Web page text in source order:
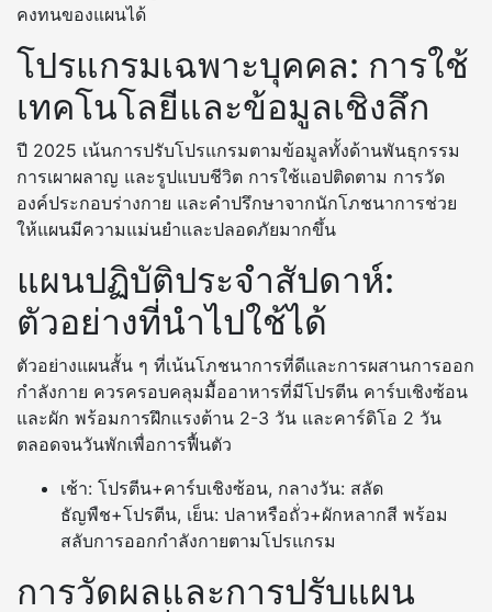
คงทนของแผนได้
โปรแกรมเฉพาะบุคคล: การใช้
เทคโนโลยีและข้อมูลเชิงลึก
ปี 2025 เน้นการปรับโปรแกรมตามข้อมูลทั้งด้านพันธุกรรม
การเผาผลาญ และรูปแบบชีวิต การใช้แอปติดตาม การวัด
องค์ประกอบร่างกาย และคำปรึกษาจากนักโภชนาการช่วย
ให้แผนมีความแม่นยำและปลอดภัยมากขึ้น
แผนปฏิบัติประจำสัปดาห์:
ตัวอย่างที่นำไปใช้ได้
ตัวอย่างแผนสั้น ๆ ที่เน้นโภชนาการที่ดีและการผสานการออก
กำลังกาย ควรครอบคลุมมื้ออาหารที่มีโปรตีน คาร์บเชิงซ้อน
และผัก พร้อมการฝึกแรงต้าน 2-3 วัน และคาร์ดิโอ 2 วัน
ตลอดจนวันพักเพื่อการฟื้นตัว
เช้า: โปรตีน+คาร์บเชิงซ้อน, กลางวัน: สลัด
ธัญพืช+โปรตีน, เย็น: ปลาหรือถั่ว+ผักหลากสี พร้อม
สลับการออกกำลังกายตามโปรแกรม
การวัดผลและการปรับแผน